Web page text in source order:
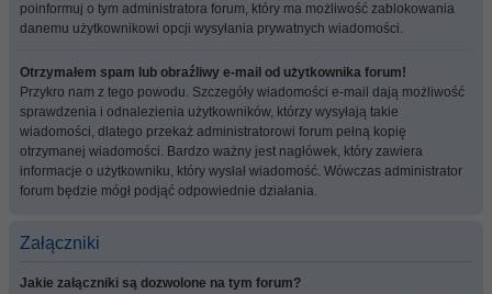
poinformuj o tym administratora forum, który ma możliwość zablokowania
danemu użytkownikowi opcji wysyłania prywatnych wiadomości.
Otrzymałem spam lub obraźliwy e-mail od użytkownika forum!
Przykro nam z tego powodu. Szczegóły wiadomości e-mail dają możliwość
sprawdzenia i odnalezienia użytkowników, którzy wysyłają takie
wiadomości, dlatego przekaż administratorowi forum pełną kopię
otrzymanej wiadomości. Bardzo ważny jest nagłówek, który zawiera
informacje o użytkowniku, który wysłał wiadomość. Wówczas administrator
forum będzie mógł podjąć odpowiednie działania.
Załączniki
Jakie załączniki są dozwolone na tym forum?